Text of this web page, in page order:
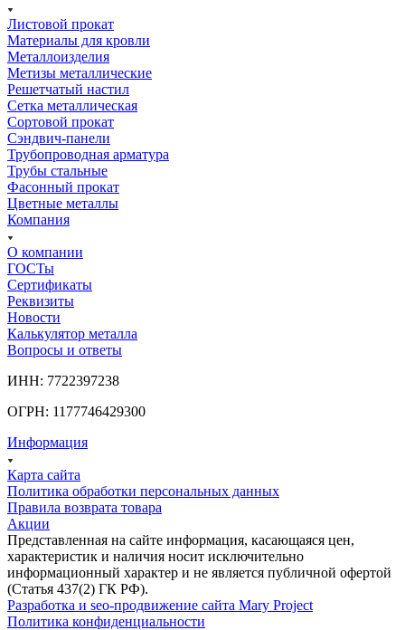
Листовой прокат
Материалы для кровли
Металлоизделия
Метизы металлические
Решетчатый настил
Сетка металлическая
Сортовой прокат
Сэндвич-панели
Трубопроводная арматура
Трубы стальные
Фасонный прокат
Цветные металлы
Компания
О компании
ГОСТы
Сертификаты
Реквизиты
Новости
Калькулятор металла
Вопросы и ответы
ИНН: 7722397238
ОГРН: 1177746429300
Информация
Карта сайта
Политика обработки персональных данных
Правила возврата товара
Акции
Представленная на сайте информация, касающаяся цен,
характеристик и наличия носит исключительно
информационный характер и не является публичной офертой
(Статья 437(2) ГК РФ).
Разработка и seo-продвижение сайта Mary Project
Политика конфиденциальности